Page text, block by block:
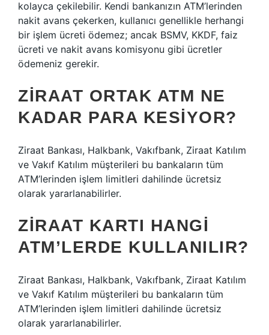
kolayca çekilebilir. Kendi bankanızın ATM’lerinden
nakit avans çekerken, kullanıcı genellikle herhangi
bir işlem ücreti ödemez; ancak BSMV, KKDF, faiz
ücreti ve nakit avans komisyonu gibi ücretler
ödemeniz gerekir.
ZIRAAT ORTAK ATM NE
KADAR PARA KESIYOR?
Ziraat Bankası, Halkbank, Vakıfbank, Ziraat Katılım
ve Vakıf Katılım müşterileri bu bankaların tüm
ATM’lerinden işlem limitleri dahilinde ücretsiz
olarak yararlanabilirler.
ZIRAAT KARTI HANGI
ATM’LERDE KULLANILIR?
Ziraat Bankası, Halkbank, Vakıfbank, Ziraat Katılım
ve Vakıf Katılım müşterileri bu bankaların tüm
ATM’lerinden işlem limitleri dahilinde ücretsiz
olarak yararlanabilirler.